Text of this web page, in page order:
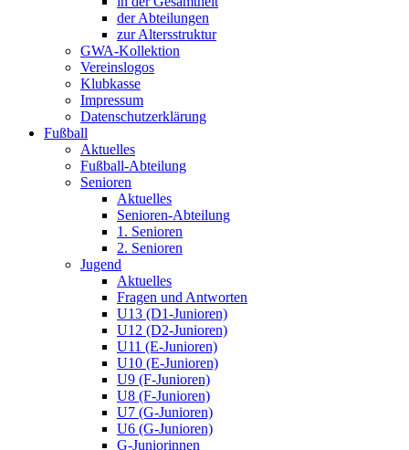
der Abteilungen
zur Altersstruktur
GWA-Kollektion
Vereinslogos
Klubkasse
Impressum
Datenschutzerklärung
Fußball
Aktuelles
Fußball-Abteilung
Senioren
Aktuelles
Senioren-Abteilung
1. Senioren
2. Senioren
Jugend
Aktuelles
Fragen und Antworten
U13 (D1-Junioren)
U12 (D2-Junioren)
U11 (E-Junioren)
U10 (E-Junioren)
U9 (F-Junioren)
U8 (F-Junioren)
U7 (G-Junioren)
U6 (G-Junioren)
G-Juniorinnen